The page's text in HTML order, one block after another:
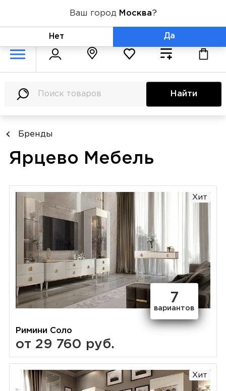
+7 (800) 775-71-06
Найти
Бренды
Ярцево Мебель
Хит
7
вариантов
Римини Соло
от 29 760 руб.
Хит
Ваш город Москва?
Нет Да